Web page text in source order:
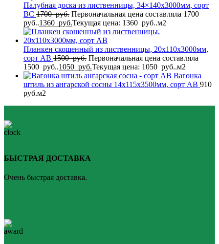
Палубная доска из лиственницы, 34×140x3000мм, сорт
BC 1700руб. Первоначальная цена составляла 1700
руб..1360 руб.Текущая цена: 1360 руб..м2
Планкен скошенный из лиственницы, 20x110x3000мм,
сорт AB 1500руб. Первоначальная цена составляла
1500 руб..1050 руб.Текущая цена: 1050 руб..м2
Вагонка
штиль из ангарской сосны 14x115x3500мм, сорт AB 910
руб.м2
БЫСТРАЯ ДОСТАВКА
Очень быстрая доставка.